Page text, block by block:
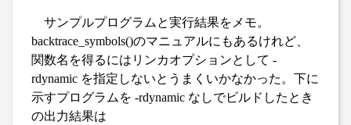
サンプルプログラムと実行結果をメモ。
backtrace_symbols()のマニュアルにもあるけれど、
関数名を得るにはリンカオプションとして -
rdynamic を指定しないとうまくいかなかった。下に
示すプログラムを -rdynamic なしでビルドしたとき
の出力結果は